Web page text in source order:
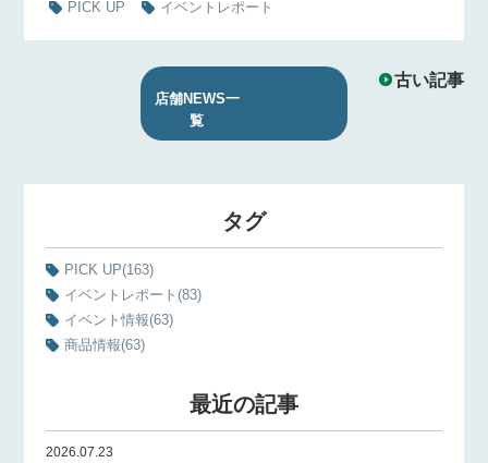
PICK UP イベントレポート
古い記事
店舗NEWS一
覧
タグ
PICK UP(163)
イベントレポート(83)
イベント情報(63)
商品情報(63)
最近の記事
2026.07.23